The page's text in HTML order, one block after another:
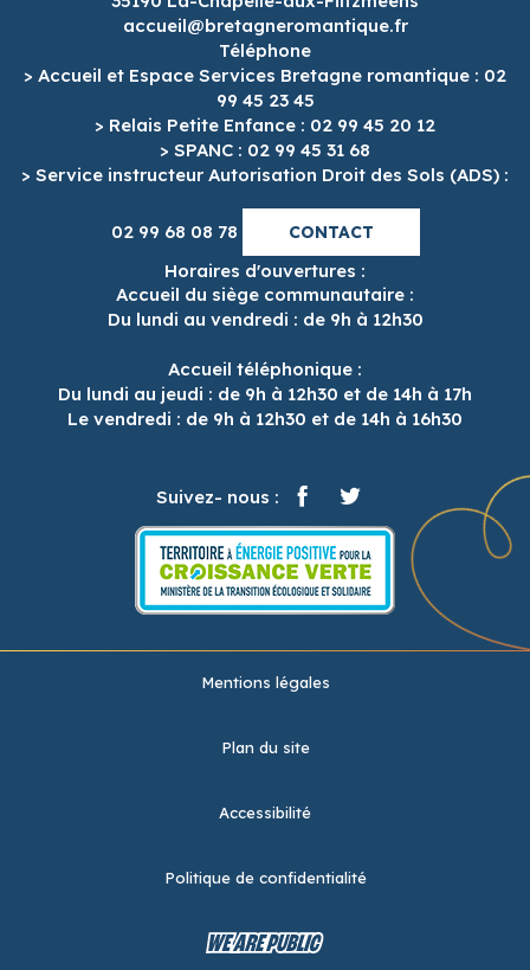
accueil@bretagneromantique.fr
Téléphone
> Accueil et Espace Services Bretagne romantique : 02
99 45 23 45
> Relais Petite Enfance : 02 99 45 20 12
> SPANC : 02 99 45 31 68
> Service instructeur Autorisation Droit des Sols (ADS) :
02 99 68 08 78 CONTACT
Horaires d'ouvertures :
Accueil du siège communautaire :
Du lundi au vendredi : de 9h à 12h30
Accueil téléphonique :
Du lundi au jeudi : de 9h à 12h30 et de 14h à 17h
Le vendredi : de 9h à 12h30 et de 14h à 16h30
Suivez- nous :
Mentions légales
Plan du site
Accessibilité
Politique de confidentialité